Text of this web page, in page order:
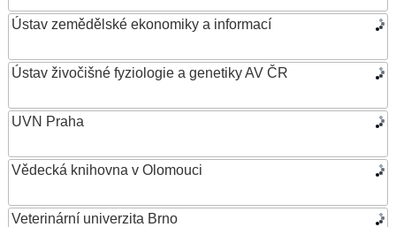
Ústav zemědělské ekonomiky a informací
Ústav živočišné fyziologie a genetiky AV ČR
UVN Praha
Vědecká knihovna v Olomouci
Veterinární univerzita Brno